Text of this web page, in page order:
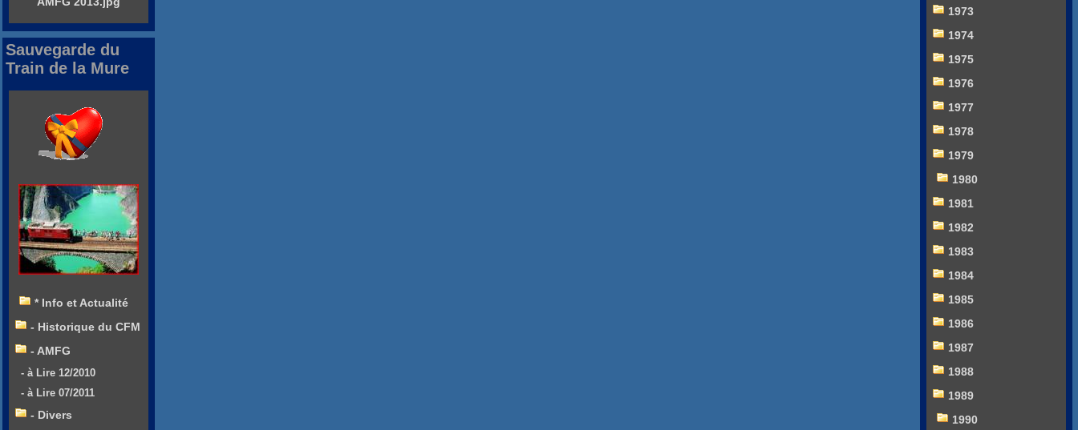
Sauvegarde du
Train de la Mure
* Info et Actualité
- Historique du CFM
- AMFG
- à Lire 12/2010
- à Lire 07/2011
- Divers
1973
1974
1975
1976
1977
1978
1979
1980
1981
1982
1983
1984
1985
1986
1987
1988
1989
1990